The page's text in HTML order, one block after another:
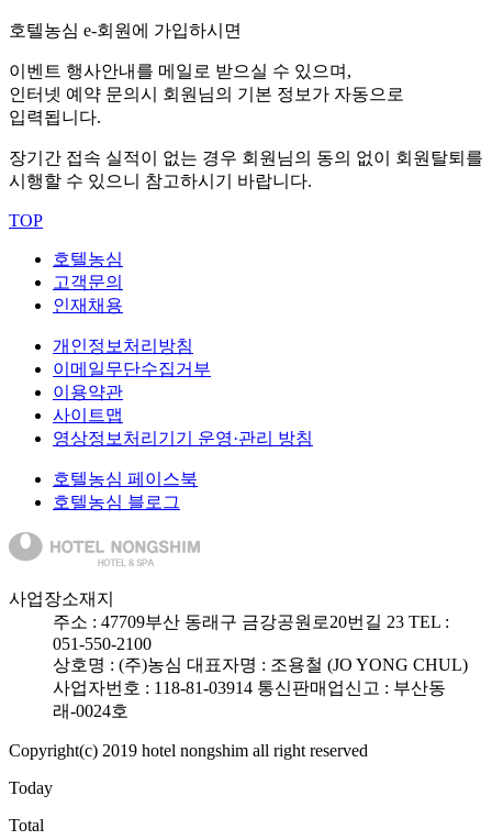
호텔농심 e-회원에 가입하시면
이벤트 행사안내를 메일로 받으실 수 있으며,
인터넷 예약 문의시 회원님의 기본 정보가 자동으로
입력됩니다.
장기간 접속 실적이 없는 경우 회원님의 동의 없이 회원탈퇴를
시행할 수 있으니 참고하시기 바랍니다.
TOP
호텔농심
고객문의
인재채용
개인정보처리방침
이메일무단수집거부
이용약관
사이트맵
영상정보처리기기 운영·관리 방침
호텔농심 페이스북
호텔농심 블로그
사업장소재지
주소 : 47709부산 동래구 금강공원로20번길 23 TEL :
051-550-2100
상호명 : (주)농심 대표자명 : 조용철 (JO YONG CHUL)
사업자번호 : 118-81-03914 통신판매업신고 : 부산동
래-0024호
Copyright(c) 2019 hotel nongshim all right reserved
Today
Total